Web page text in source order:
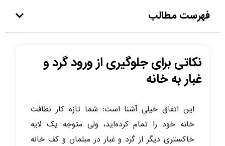
فهرست مطالب
نکاتی برای جلوگیری از ورود گرد و
غبار به خانه
این اتفاق خیلی آشنا است: شما تازه کار نظافت
خانه خود را تمام کرده‌اید، ولی متوجه یک لایه
خاکستری دیگر از گرد و غبار در مبلمان و کف خانه